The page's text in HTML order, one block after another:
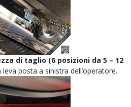
di taglio (6 posizioni da 5 – 12
posta a sinistra dell’operatore.